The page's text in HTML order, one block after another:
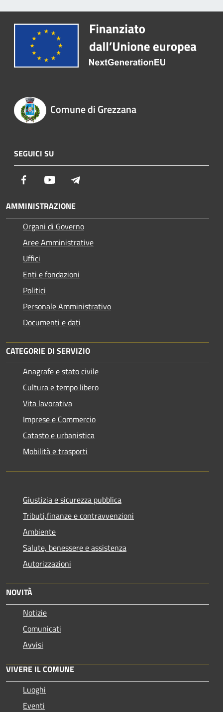
Comune di Grezzana
SEGUICI SU
Facebook Youtube
AMMINISTRAZIONE
Organi di Governo
Aree Amministrative
Uffici
Enti e fondazioni
Politici
Personale Amministrativo
Documenti e dati
CATEGORIE DI SERVIZIO
Anagrafe e stato civile
Cultura e tempo libero
Vita lavorativa
Imprese e Commercio
Catasto e urbanistica
Mobilità e trasporti
Giustizia e sicurezza pubblica
Tributi,finanze e contravvenzioni
Ambiente
Salute, benessere e assistenza
Autorizzazioni
NOVITÀ
Notizie
Comunicati
Avvisi
VIVERE IL COMUNE
Luoghi
Eventi